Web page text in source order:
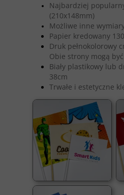
Najbardziej
(210x148mm)
Możliwe inne
Papier kredowany
Druk pełnokolorowy
Obie strony mogą
Biały plastikowy lub
38cm
Trwałe i estetyczne